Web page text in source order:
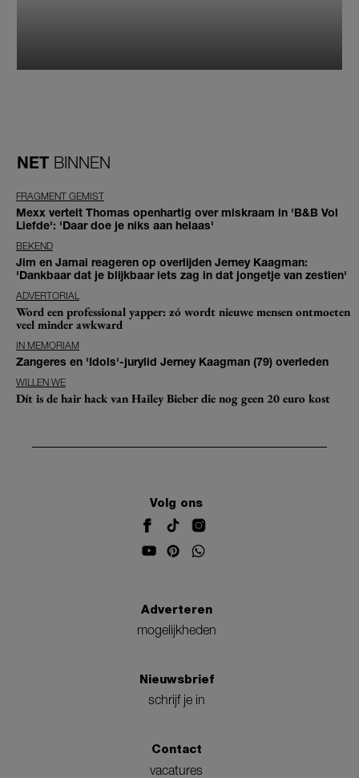
NET BINNEN
FRAGMENT GEMIST
Mexx vertelt Thomas openhartig over miskraam in 'B&B Vol
Liefde': 'Daar doe je niks aan helaas'
BEKEND
Jim en Jamai reageren op overlijden Jerney Kaagman:
'Dankbaar dat je blijkbaar iets zag in dat jongetje van zestien'
ADVERTORIAL
Word een professional yapper: zó wordt nieuwe mensen ontmoeten
veel minder awkward
IN MEMORIAM
Zangeres en 'Idols'-jurylid Jerney Kaagman (79) overleden
WILLEN WE
Dít is de hair hack van Hailey Bieber die nog geen 20 euro kost
Volg ons
Adverteren
mogelijkheden
Nieuwsbrief
schrijf je in
Contact
vacatures